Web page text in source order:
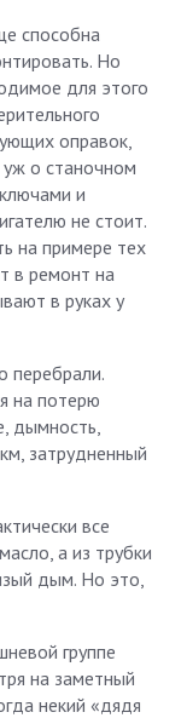
способна
Но
для этого
оправок,
уж о станочном
и
не стоит.
на примере тех
в ремонт на
в руках у
перебрали.
на потерю
дымность,
затрудненный
все
а из трубки
дым. Но это,
группе
на заметный
некий «дядя